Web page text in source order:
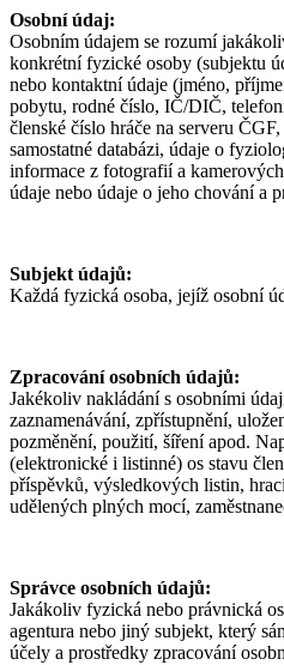
Osobní údaj:
Osobním údajem se rozumí
konkrétní fyzické osoby (subjektu
nebo kontaktní údaje (jméno,
pobytu, rodné číslo, IČ/DIČ,
členské číslo hráče na serveru
samostatné databázi, údaje o
informace z fotografií a
údaje nebo údaje o jeho chování a
Subjekt údajů:
Každá fyzická osoba, jejíž osobní
Zpracování osobních údajů:
Jakékoliv nakládání s osobními
zaznamenávání, zpřístupnění,
pozměnění, použití, šíření apod.
(elektronické i listinné) os stavu
příspěvků, výsledkových listin,
udělených plných mocí,
Správce osobních údajů:
Jakákoliv fyzická nebo právnická
agentura nebo jiný subjekt, který
účely a prostředky zpracování